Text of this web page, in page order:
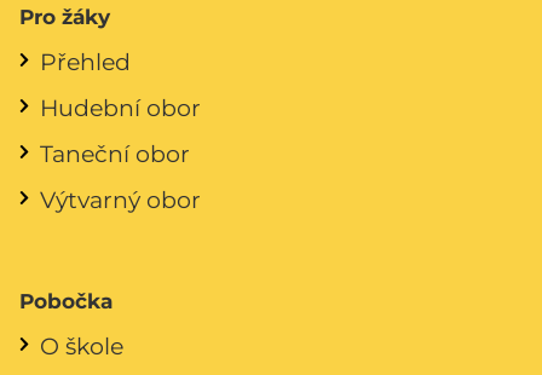
Pro žáky
Přehled
Hudební obor
Taneční obor
Výtvarný obor
Pobočka
O škole